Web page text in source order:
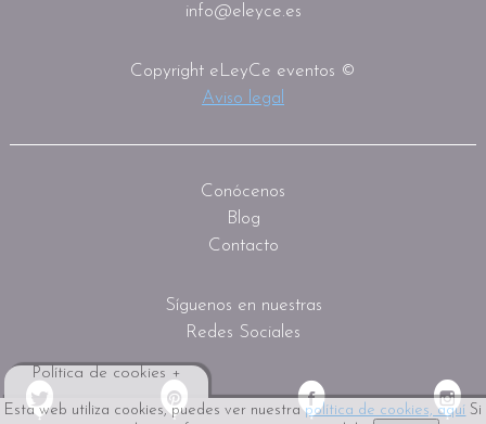
Esta web utiliza cookies, puedes ver nuestrapolítica de cookies, aquí Si
Política de cookies +
info@eleyce.es
Copyright eLeyCe eventos ©
Aviso legal
Conócenos
Blog
Contacto
Síguenos en nuestras
Redes Sociales